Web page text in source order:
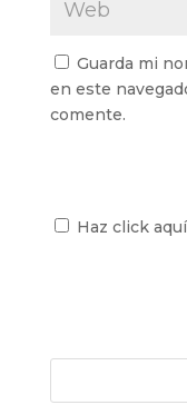
Guarda mi
en este
comente.
Haz click